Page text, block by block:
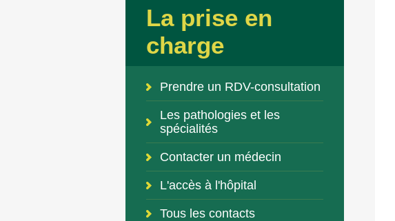
La prise en
charge
Prendre un RDV-consultation
Les pathologies et les
spécialités
Contacter un médecin
L'accès à l'hôpital
Tous les contacts